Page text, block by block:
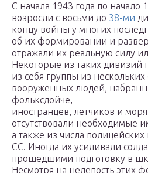
С начала 1943 года по начало
возросли с восьми до 38-ми
концу войны у многих
об их формировании и
отражали их реальную силу
Некоторые из таких дивизий
из себя группы из нескольких
вооруженных людей,
фольксдойче,
иностранцев, летчиков и
отсутствовали необходимые
а также из числа
СС. Иногда их усиливали
прошедшими подготовку в
Несмотря на нелепость этих